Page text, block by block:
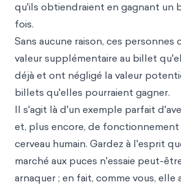
qu'ils obtiendraient en gagnant un
fois.
Sans aucune raison, ces
valeur supplémentaire au billet
déjà et ont négligé la valeur
billets qu'elles pourraient gagner.
Il s'agit là d'un exemple parfait
et, plus encore, de
cerveau humain. Gardez à l'esprit
marché aux puces n'essaie peut-
arnaquer ; en fait, comme vous, elle